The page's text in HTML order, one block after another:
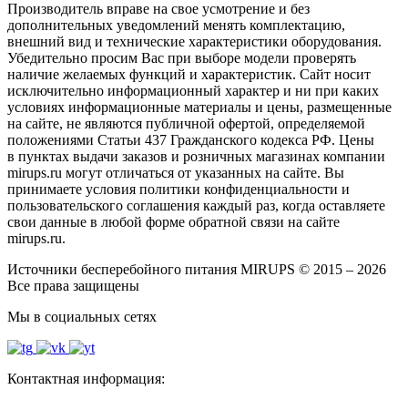
Производитель вправе на свое усмотрение и без
дополнительных уведомлений менять комплектацию,
внешний вид и технические характеристики оборудования.
Убедительно просим Вас при выборе модели проверять
наличие желаемых функций и характеристик. Сайт носит
исключительно информационный характер и ни при каких
условиях информационные материалы и цены, размещенные
на сайте, не являются публичной офертой, определяемой
положениями Статьи 437 Гражданского кодекса РФ. Цены
в пунктах выдачи заказов и розничных магазинах компании
mirups.ru могут отличаться от указанных на сайте. Вы
принимаете условия политики конфиденциальности и
пользовательского соглашения каждый раз, когда оставляете
свои данные в любой форме обратной связи на сайте
mirups.ru.
Источники бесперебойного питания MIRUPS © 2015 – 2026
Все права защищены
Мы в социальных сетях
Контактная информация: